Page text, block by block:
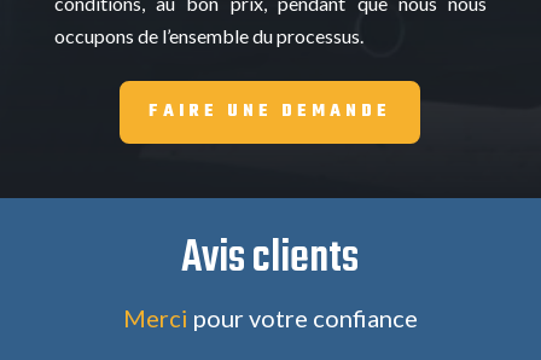
occupons de l’ensemble du processus.
FAIRE UNE DEMANDE
Avis clients
Merci pour votre confiance